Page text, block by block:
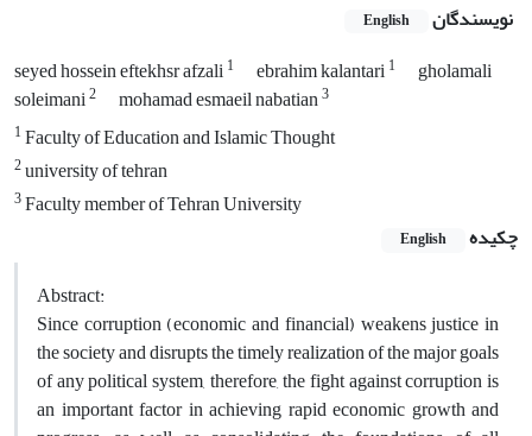
نویسندگان English
seyed hossein eftekhsr afzali1 ebrahim kalantari1
gholamali
soleimani2 mohamad esmaeil nabatian3
1Faculty of Education and Islamic Thought
2university of tehran
3Faculty member of Tehran University
چکیده
English
Abstract:
Since corruption (economic and financial) weakens justice in
the society and disrupts the timely realization of the major goals
of any political system, therefore, the fight against corruption is
an important factor in achieving rapid economic growth and